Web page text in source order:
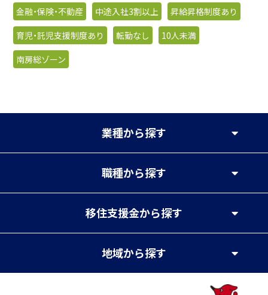
金融・保険・不動産 中途入社3割以上
昇給昇格制度あり
育児・託児支援制度あり
転勤なし
10人未満
南房総ゾーン
業種から探す
職種から探す
移住支援金から探す
地域から探す